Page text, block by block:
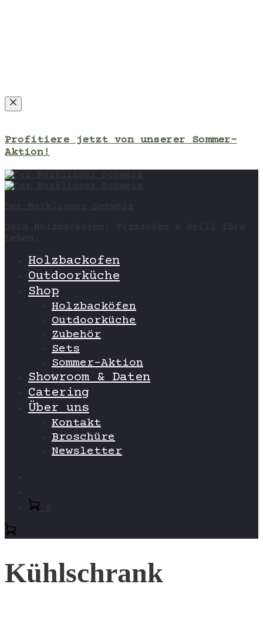
Close
Profitiere jetzt von unserer Sommer-
Aktion!
Holzbackofen
Outdoorküche
Shop
Holzbacköfen
Outdoorküche
Zubehör
Sets
Sommer-Aktion
Showroom & Daten
Catering
Über uns
Kontakt
Broschüre
Newsletter
Kühlschrank